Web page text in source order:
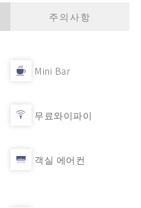
주의사항
Mini Bar
무료와이파이
객실 에어컨